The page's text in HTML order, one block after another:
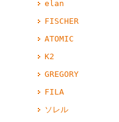
elan
FISCHER
ATOMIC
K2
GREGORY
FILA
ソレル